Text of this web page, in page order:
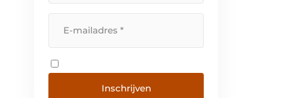
Inschrijven